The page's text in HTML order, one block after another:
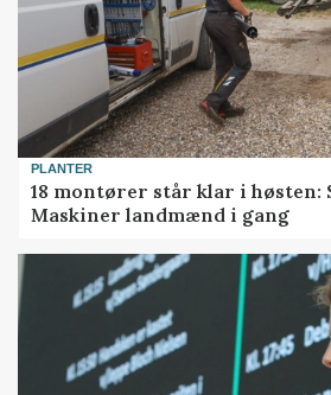
PLANTER
18 montører står klar i høsten:
Maskiner landmænd i gang